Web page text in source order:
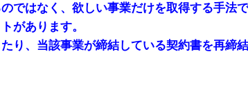
ではなく、欲しい事業だけを取得する手法
があります。
り、当該事業が締結している契約書を再締